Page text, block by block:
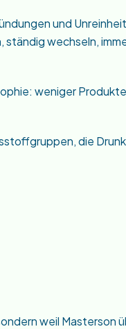
und
wechseln,
weniger
die
weil Masterson